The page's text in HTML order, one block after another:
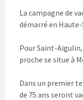
La campagne de
démarré en
Pour Saint-
proche se situe à
Dans un premier
de 75 ans seront